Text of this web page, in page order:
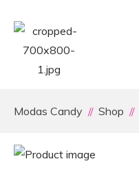
Modas Candy Shop